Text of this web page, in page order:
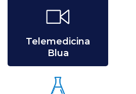
Telemedicina
Blua